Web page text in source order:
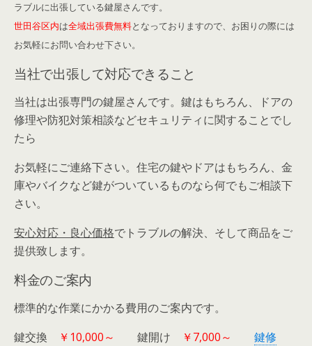
ラブルに出張している鍵屋さんです。
世田谷区内は全域出張費無料となっておりますので、お困りの際には
お気軽にお問い合わせ下さい。
当社で出張して対応できること
当社は出張専門の鍵屋さんです。鍵はもちろん、ドアの
修理や防犯対策相談などセキュリティに関することでし
たら
お気軽にご連絡下さい。住宅の鍵やドアはもちろん、金
庫やバイクなど鍵がついているものなら何でもご相談下
さい。
安心対応・良心価格でトラブルの解決、そして商品をご
提供致します。
料金のご案内
標準的な作業にかかる費用のご案内です。
鍵交換
￥10,000～ 鍵開け ￥7,000～
鍵修